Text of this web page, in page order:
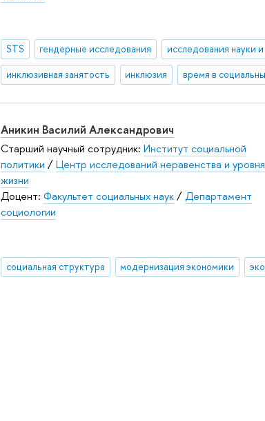
STS гендерные исследования
инклюзивная занятость инклюзия
Аникин Василий Александрович
Старший научный сотрудник: Институт социальной
политики /Центр исследований неравенства и уровня
жизни
Доцент: Факультет социальных наук/Департамент
социологии
социальная структура модернизация экономики